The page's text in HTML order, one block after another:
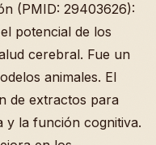
(PMID: 29403626):
potencial de los
cerebral. Fue un
animales. El
de extractos para
y la función cognitiva.